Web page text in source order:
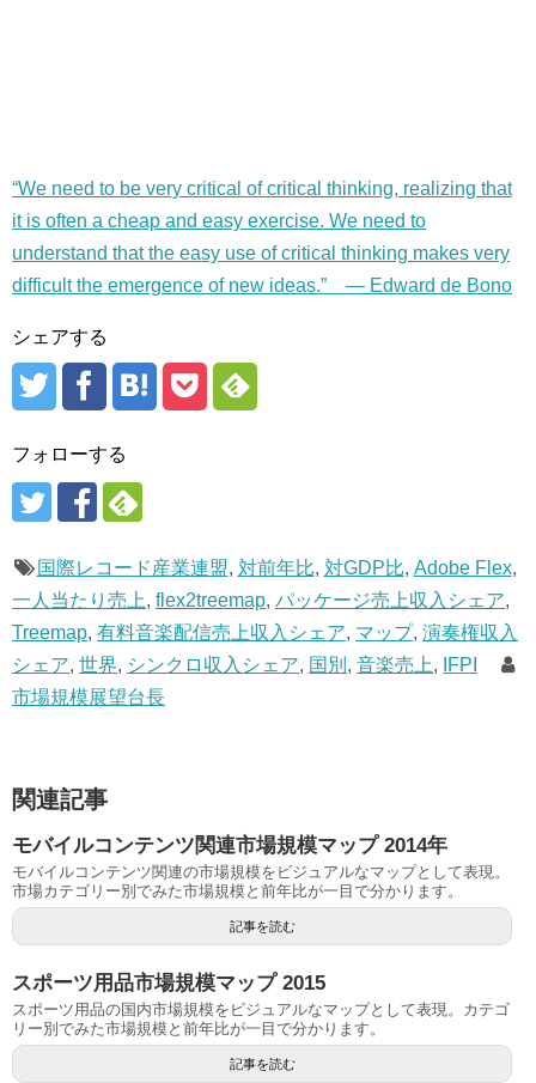
“We need to be very critical of critical thinking, realizing that
it is often a cheap and easy exercise. We need to
understand that the easy use of critical thinking makes very
difficult the emergence of new ideas.” — Edward de Bono
シェアする
フォローする
国際レコード産業連盟, 対前年比, 対GDP比, Adobe Flex,
一人当たり売上, flex2treemap, パッケージ売上収入シェア,
Treemap, 有料音楽配信売上収入シェア, マップ, 演奏権収入
シェア, 世界, シンクロ収入シェア, 国別 , 音楽売上,
IFPI
市場規模展望台長
関連記事
モバイルコンテンツ関連市場規模マップ 2014年
モバイルコンテンツ関連の市場規模をビジュアルなマップとして表現。
市場カテゴリー別でみた市場規模と前年比が一目で分かります。
記事を読む
スポーツ用品市場規模マップ 2015
スポーツ用品の国内市場規模をビジュアルなマップとして表現。カテゴ
リー別でみた市場規模と前年比が一目で分かります。
記事を読む